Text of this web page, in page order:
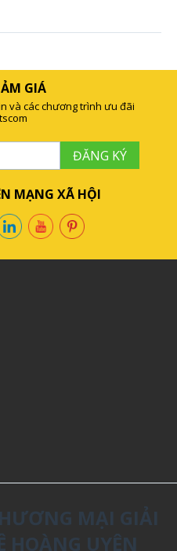
GIÁ
và các chương trình ưu đãi
ĐĂNG KÝ
MẠNG XÃ HỘI
MẠI GIẢI
HOÀNG UYÊN